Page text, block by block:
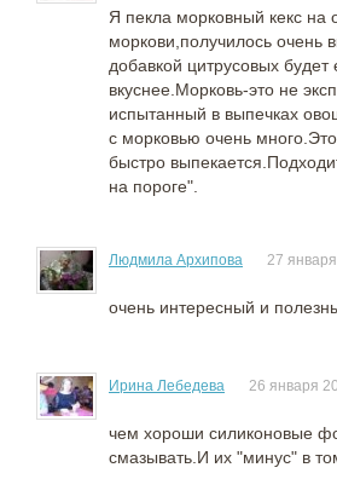
Я пекла морковный кекс на
моркови,получилось очень
добавкой цитрусовых
вкуснее.Морковь-это не
испытанный в выпечках
с морковью очень
быстро
на пороге".
Людмила Архипова 27
очень интересный и
Ирина Лебедева 26 января
чем хороши силиконовые
смазывать.И их "минус" в